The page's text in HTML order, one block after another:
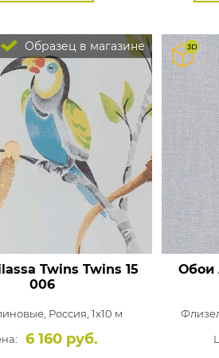
Образец в магазине
Twins Twins 15
006
Россия, 1x10 м
6 160 руб.
Обои